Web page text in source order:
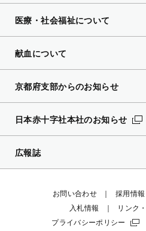
医療・社会福祉について
献血について
京都府支部からのお知らせ
日本赤十字社本社のお知らせ
広報誌
お問い合わせ 採用情報
入札情報
リンク
プライバシーポリシー